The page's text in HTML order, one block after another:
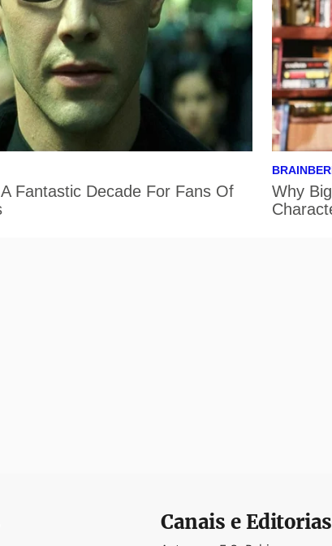
Canais e Editorias